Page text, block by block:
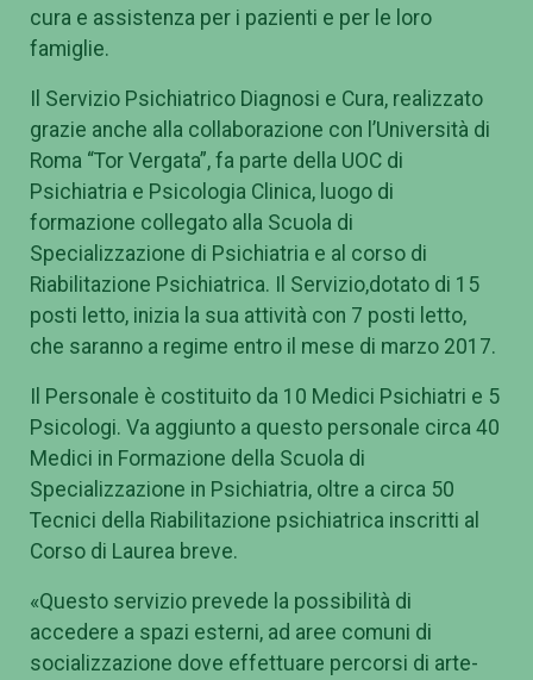
cura e assistenza per i pazienti e per le loro
famiglie.
Il Servizio Psichiatrico Diagnosi e Cura, realizzato
grazie anche alla collaborazione con l’Università di
Roma “Tor Vergata”, fa parte della UOC di
Psichiatria e Psicologia Clinica, luogo di
formazione collegato alla Scuola di
Specializzazione di Psichiatria e al corso di
Riabilitazione Psichiatrica. Il Servizio,dotato di 15
posti letto, inizia la sua attività con 7 posti letto,
che saranno a regime entro il mese di marzo 2017.
Il Personale è costituito da 10 Medici Psichiatri e 5
Psicologi. Va aggiunto a questo personale circa 40
Medici in Formazione della Scuola di
Specializzazione in Psichiatria, oltre a circa 50
Tecnici della Riabilitazione psichiatrica inscritti al
Corso di Laurea breve.
«Questo servizio prevede la possibilità di
accedere a spazi esterni, ad aree comuni di
socializzazione dove effettuare percorsi di arte-